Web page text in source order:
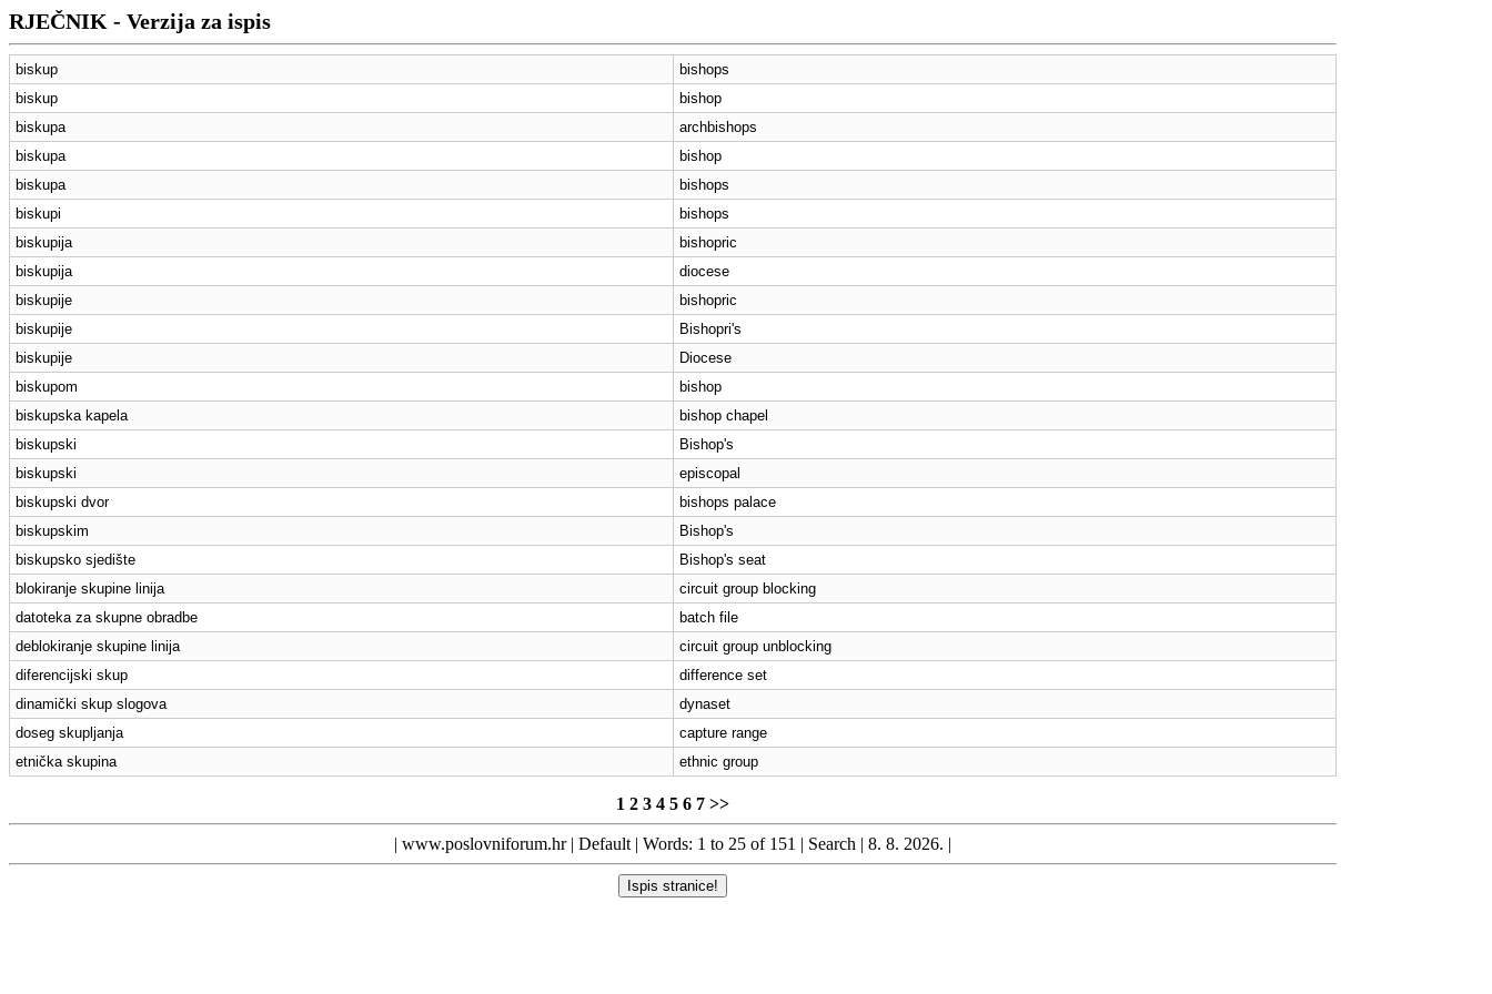
RJEČNIK - Verzija za ispis
biskup
bishops
biskup
bishop
biskupa
archbishops
biskupa
bishop
biskupa
bishops
biskupi
bishops
biskupija
bishopric
biskupija
diocese
biskupije
bishopric
biskupije
Bishopri's
biskupije
Diocese
biskupom
bishop
biskupska kapela
bishop chapel
biskupski
Bishop's
biskupski
episcopal
biskupski dvor
bishops palace
biskupskim
Bishop's
biskupsko sjedište
Bishop's seat
blokiranje skupine linija
circuit group blocking
datoteka za skupne obradbe
batch file
deblokiranje skupine linija
circuit group unblocking
diferencijski skup
difference set
dinamički skup slogova
dynaset
doseg skupljanja
capture range
etnička skupina
ethnic group
1 2 3 4 5 6 7 >>
| www.poslovniforum.hr| Default | Words: 1 to 25 of 151 | Search | 8. 8. 2026. |